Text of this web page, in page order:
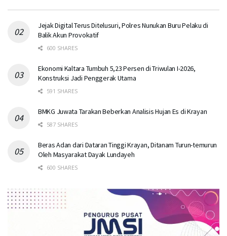
Jejak Digital Terus Ditelusuri, Polres Nunukan Buru Pelaku di
Balik Akun Provokatif
600 SHARES
Ekonomi Kaltara Tumbuh 5,23 Persen di Triwulan I-2026,
Konstruksi Jadi Penggerak Utama
591 SHARES
BMKG Juwata Tarakan Beberkan Analisis Hujan Es di Krayan
587 SHARES
Beras Adan dari Dataran Tinggi Krayan, Ditanam Turun-temurun
Oleh Masyarakat Dayak Lundayeh
600 SHARES